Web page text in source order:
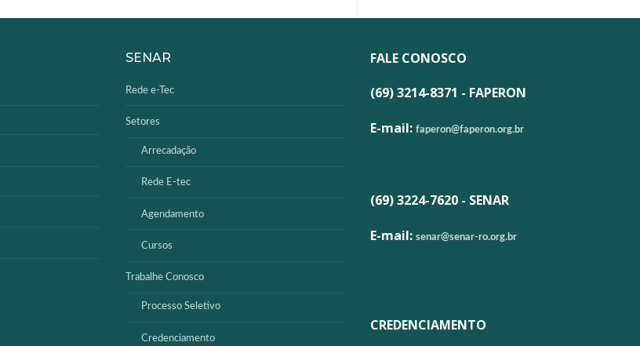
SENAR
Rede e-Tec
Setores
Arrecadação
Rede E-tec
Agendamento
Cursos
Trabalhe Conosco
Processo Seletivo
Credenciamento
FALE CONOSCO
(69) 3214-8371 - FAPERON
E-mail: faperon@faperon.org.br
(69) 3224-7620 - SENAR
E-mail: senar@senar-ro.org.br
CREDENCIAMENTO